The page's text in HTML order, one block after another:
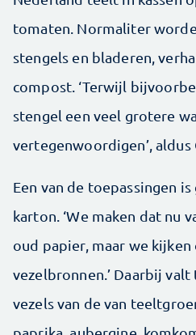
tomaten. Normaliter
stengels en bladeren,
compost. ‘Terwijl
stengel een veel grotere
vertegenwoordigen’, aldus
Een van de toepassingen
karton. ‘We maken dat nu
oud papier, maar we kijken
vezelbronnen.’ Daarbij valt
vezels van de van